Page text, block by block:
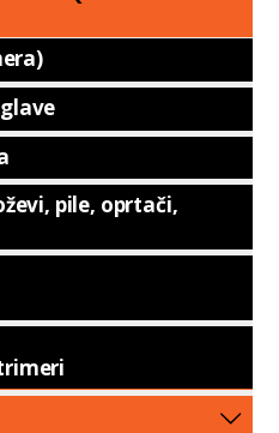
pile, oprtači,